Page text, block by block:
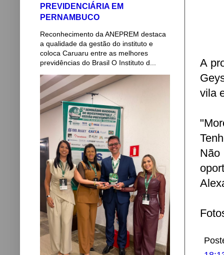
A
vila
PREVIDENCIÁRIA EM
PERNAMBUCO
Reconhecimento da ANEPREM destaca
a qualidade da gestão do instituto e
coloca Caruaru entre as melhores
previdências do Brasil O Instituto d...